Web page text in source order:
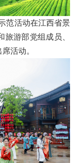
范活动在江西省景
游部党组成员、
活动。